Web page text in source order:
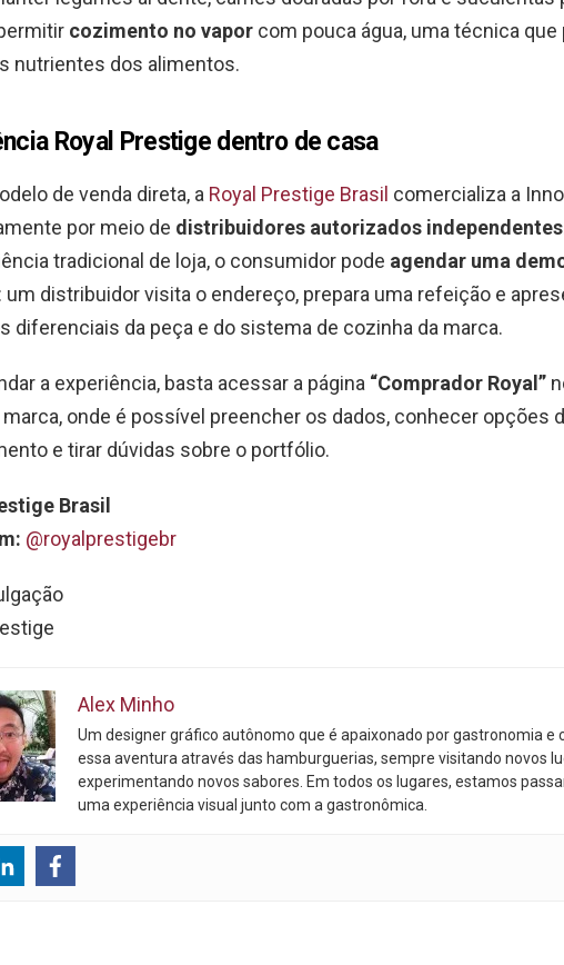
cozimento no vapor com pouca água, uma técnica que
nutrientes dos alimentos.
Royal Prestige dentro de casa
de venda direta, a Royal Prestige Brasil comercializa a
por meio de distribuidores autorizados independentes
tradicional de loja, o consumidor pode agendar uma
: um distribuidor visita o endereço, prepara uma refeição e
diferenciais da peça e do sistema de cozinha da marca.
a experiência, basta acessar a página “Comprador Royal”
onde é possível preencher os dados, conhecer opções
e tirar dúvidas sobre o portfólio.
Brasil
@royalprestigebr
Alex Minho
Um designer gráfico autônomo que é apaixonado por gastronomia e
essa aventura através das hamburguerias, sempre visitando novos
experimentando novos sabores. Em todos os lugares, estamos
uma experiência visual junto com a gastronômica.